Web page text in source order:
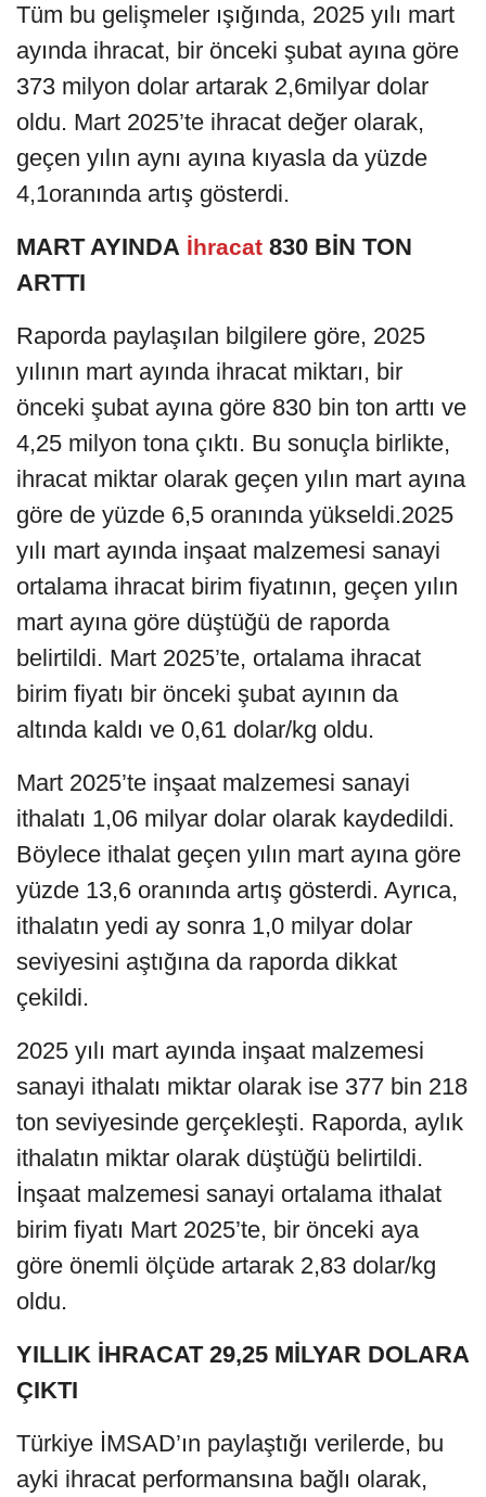
Tüm bu gelişmeler ışığında, 2025 yılı mart
ayında ihracat, bir önceki şubat ayına göre
373 milyon dolar artarak 2,6milyar dolar
oldu. Mart 2025’te ihracat değer olarak,
geçen yılın aynı ayına kıyasla da yüzde
4,1oranında artış gösterdi.
MART AYINDA İhracat 830 BİN TON
ARTTI
Raporda paylaşılan bilgilere göre, 2025
yılının mart ayında ihracat miktarı, bir
önceki şubat ayına göre 830 bin ton arttı ve
4,25 milyon tona çıktı. Bu sonuçla birlikte,
ihracat miktar olarak geçen yılın mart ayına
göre de yüzde 6,5 oranında yükseldi.2025
yılı mart ayında inşaat malzemesi sanayi
ortalama ihracat birim fiyatının, geçen yılın
mart ayına göre düştüğü de raporda
belirtildi. Mart 2025’te, ortalama ihracat
birim fiyatı bir önceki şubat ayının da
altında kaldı ve 0,61 dolar/kg oldu.
Mart 2025’te inşaat malzemesi sanayi
ithalatı 1,06 milyar dolar olarak kaydedildi.
Böylece ithalat geçen yılın mart ayına göre
yüzde 13,6 oranında artış gösterdi. Ayrıca,
ithalatın yedi ay sonra 1,0 milyar dolar
seviyesini aştığına da raporda dikkat
çekildi.
2025 yılı mart ayında inşaat malzemesi
sanayi ithalatı miktar olarak ise 377 bin 218
ton seviyesinde gerçekleşti. Raporda, aylık
ithalatın miktar olarak düştüğü belirtildi.
İnşaat malzemesi sanayi ortalama ithalat
birim fiyatı Mart 2025’te, bir önceki aya
göre önemli ölçüde artarak 2,83 dolar/kg
oldu.
YILLIK İHRACAT 29,25 MİLYAR DOLARA
ÇIKTI
Türkiye İMSAD’ın paylaştığı verilerde, bu
ayki ihracat performansına bağlı olarak,